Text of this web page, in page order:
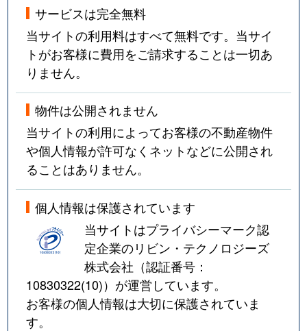
サービスは完全無料
当サイトの利用料はすべて無料です。当サイ
トがお客様に費用をご請求することは一切あ
りません。
物件は公開されません
当サイトの利用によってお客様の不動産物件
や個人情報が許可なくネットなどに公開され
ることはありません。
個人情報は保護されています
当サイトはプライバシーマーク認
定企業のリビン・テクノロジーズ
株式会社（認証番号：
10830322(10)）が運営しています。
お客様の個人情報は大切に保護されていま
す。